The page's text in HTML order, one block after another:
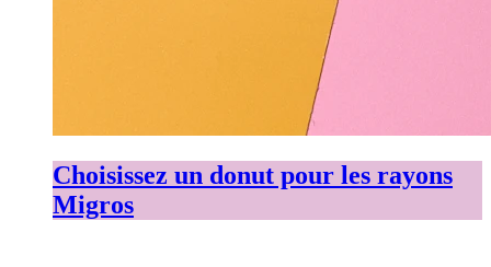
Choisissez un donut pour les rayons
Migros